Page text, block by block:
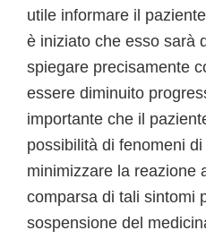
utile informare il
è iniziato che esso sarà
spiegare precisamente
essere diminuito
importante che il
possibilità di fenomeni
minimizzare la reazione
comparsa di tali sintomi
sospensione del